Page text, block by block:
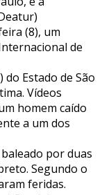
(8), um
de
do Estado de São
Vídeos
homem caído
a um dos
por duas
Segundo o
feridas.